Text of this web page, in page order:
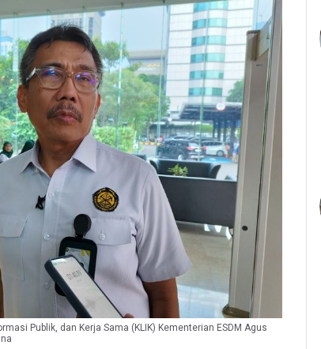
Publik, dan Kerja Sama (KLIK) Kementerian ESDM Agus